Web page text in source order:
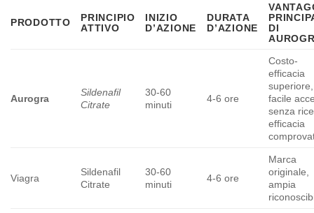
PRODOTTO
PRINCIPIO
ATTIVO
INIZIO
D’AZIONE
DURATA
D’AZIONE
DI
Aurogra
Sildenafil
Citrate
30-60
minuti
4-6 ore
Costo-
efficacia
superiore,
facile
senza
efficacia
Viagra
Sildenafil
Citrate
30-60
minuti
4-6 ore
Marca
originale,
ampia